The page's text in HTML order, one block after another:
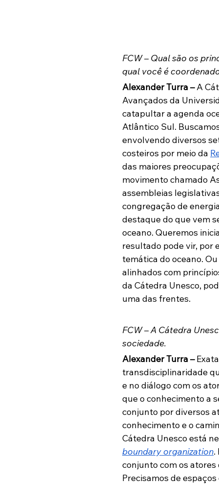
FCW – Qual são os
qual você é
Alexander Turra – A
Avançados da
catapultar a agenda
Atlântico Sul.
envolvendo diversos
costeiros por meio da
das maiores
movimento chamado
assembleias
congregação de
destaque do que vem
oceano. Queremos
resultado pode vir, por
temática do oceano.
alinhados com
da Cátedra Unesco,
uma das frentes.
FCW – A Cátedra
sociedade.
Alexander Turra –
transdisciplinaridade
e no diálogo com os
que o conhecimento a
conjunto por diversos
conhecimento e o
Cátedra Unesco está
boundary organization.
conjunto com os
Precisamos de